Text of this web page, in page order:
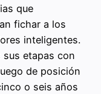
que
fichar a los
inteligentes.
etapas con
de posición
o seis años